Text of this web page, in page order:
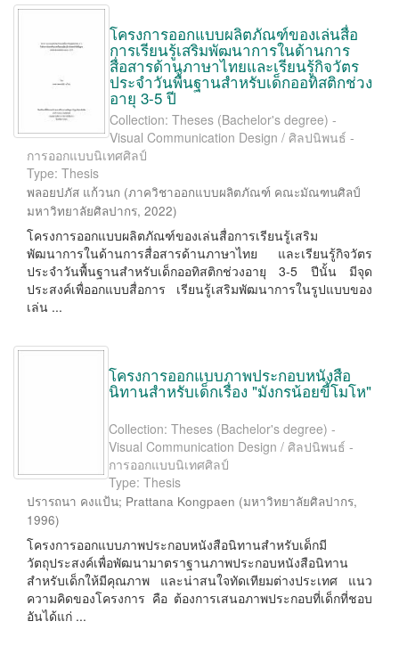
โครงการออกแบบผลิตภัณฑ์ของเล่นสื่อ
การเรียนรู้เสริมพัฒนาการในด้านการ
สื่อสารด้านภาษาไทยและเรียนรู้กิจวัตร
ประจำวันพื้นฐานสำหรับเด็กออทิสติกช่วง
อายุ 3-5 ปี
Collection: Theses (Bachelor's degree) -
Visual Communication Design / ศิลปนิพนธ์ -
การออกแบบนิเทศศิลป์
Type: Thesis
พลอยปภัส แก้วนก (ภาควิชาออกแบบผลิตภัณฑ์ คณะมัณฑนศิลป์
มหาวิทยาลัยศิลปากร, 2022)
โครงการออกแบบผลิตภัณฑ์ของเล่นสื่อการเรียนรู้เสริม
พัฒนาการในด้านการสื่อสารด้านภาษาไทย และเรียนรู้กิจวัตร
ประจำวันพื้นฐานสำหรับเด็กออทิสติกช่วงอายุ 3-5 ปีนั้น มีจุด
ประสงค์เพื่ออกแบบสื่อการ เรียนรู้เสริมพัฒนาการในรูปแบบของ
เล่น ...
โครงการออกแบบภาพประกอบหนังสือ
นิทานสำหรับเด็กเรื่อง "มังกรน้อยขี้โมโห"
Collection: Theses (Bachelor's degree) -
Visual Communication Design / ศิลปนิพนธ์ -
การออกแบบนิเทศศิลป์
Type: Thesis
ปรารถนา คงแป้น; Prattana Kongpaen (มหาวิทยาลัยศิลปากร,
1996)
โครงการออกแบบภาพประกอบหนังสือนิทานสำหรับเด็กมี
วัตถุประสงค์เพื่อพัฒนามาตราฐานภาพประกอบหนังสือนิทาน
สำหรับเด็กให้มีคุณภาพ และน่าสนใจทัดเทียมต่างประเทศ แนว
ความคิดของโครงการ คือ ต้องการเสนอภาพประกอบที่เด็กที่ชอบ
อันได้แก่ ...